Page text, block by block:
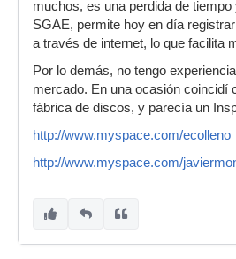
muchos, es una perdida de tiempo
SGAE, permite hoy en día
a través de internet, lo que facilita
Por lo demás, no tengo
mercado. En una ocasión coincidí
fábrica de discos, y parecía un
http://www.myspace.com/ecolleno
http://www.myspace.com/